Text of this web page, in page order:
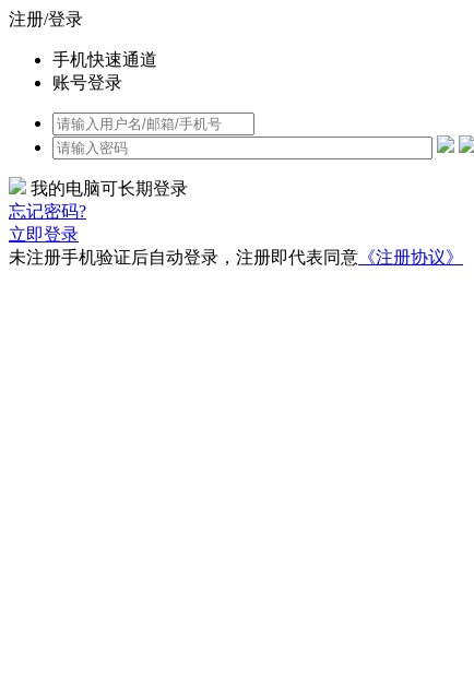
注册/登录
手机快速通道
账号登录
我的电脑可长期登录
忘记密码?
立即登录
未注册手机验证后自动登录，注册即代表同意 《注册协议》